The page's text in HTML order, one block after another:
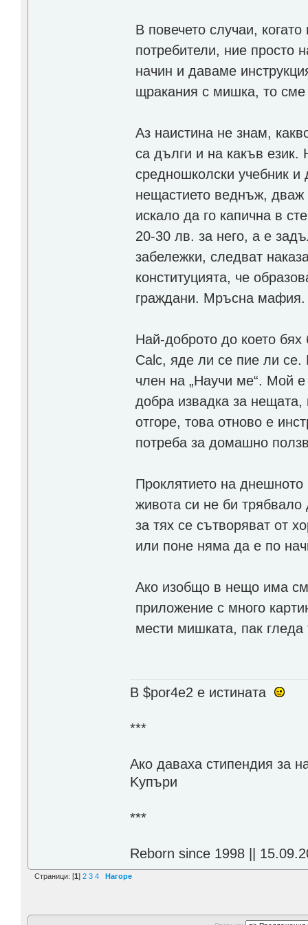
В повечето случаи,
потребители, ние просто
начин и даваме
щракания с мишка, то
Аз наистина не знам,
са дълги и на какъв
средношколски учебник
нещастието веднъж,
искало да го капична в
20-30 лв. за него, а е
забележки, следват
конституцията, че
граждани. Мръсна мафия.
Най-доброто до което
Calc, яде ли се пие ли се.
член на „Научи ме“. Мой
добра извадка за
отгоре, това отново е
потреба за домашно
Проклятието на
живота си не би
за тях се сътворяват от
или поне няма да е по
Ако изобщо в нещо има
приложение с много
мести мишката, пак
В $por4e2 e истината
***
Aко даваха стипендия за
Kупъри
***
Reborn since 1998 ||
Страници: [1] 2 3 4 Нагоре